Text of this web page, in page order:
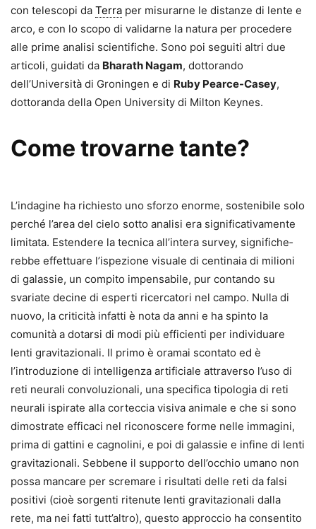
con telescopi da Terra per misurarne le distanze di lente e
arco, e con lo scopo di validarne la natura per procedere
alle prime analisi scientifiche. Sono poi seguiti altri due
articoli, guidati da Bharath Nagam, dottorando
dell’Università di Groningen e di Ruby Pearce-Ca­sey,
dottoranda della Open Universi­ty di Milton Keynes.
Come trovarne tante?
L’indagine ha richiesto uno sforzo enorme, sostenibile solo
perché l’a­rea del cielo sotto analisi era signi­ficativamente
limitata. Estendere la tecnica all’intera survey, significhe­
rebbe effettuare l’ispezione visuale di centinaia di milioni
di galassie, un compito impensabile, pur con­tando su
svariate decine di esperti ricercatori nel campo. Nulla di
nuo­vo, la criticità infatti è nota da anni e ha spinto la
comunità a dotarsi di modi più efficienti per individuare
lenti gravitazionali. Il primo è ora­mai scontato ed è
l’introduzione di intelligenza artificiale attraverso l’uso di
reti neurali convoluzionali, una specifica tipologia di reti
neurali ispirate alla corteccia visiva animale e che si sono
dimostrate efficaci nel riconoscere forme nelle immagini,
prima di gattini e cagnolini, e poi di galassie e infine di lenti
gravitazio­nali. Sebbene il supporto dell’occhio umano non
possa mancare per scremare i risultati delle reti da falsi
positivi (cioè sorgenti ritenute lenti gravitazionali dalla
rete, ma nei fatti tutt’altro), questo approccio ha con­sentito